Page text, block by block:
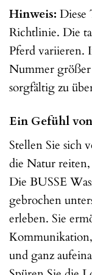
Hinweis: Diese
Richtlinie. Die
Pferd variieren.
Nummer größer
sorgfältig zu
Ein Gefühl
Stellen Sie sich
die Natur
Die BUSSE
gebrochen
erleben. Sie
und ganz